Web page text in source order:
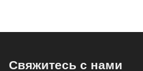
Свяжитесь с нами